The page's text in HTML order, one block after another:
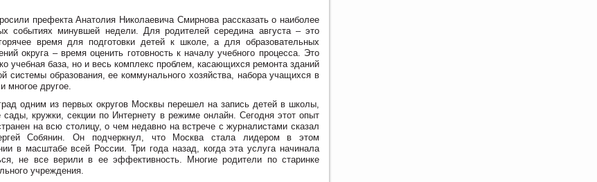
префекта Анатолия Николаевича Смирнова рассказать о наиболее
событиях минувшей недели. Для родителей середина августа – это
время для подготовки детей к школе, а для образовательных
округа – время оценить готовность к началу учебного процесса. Это
учебная база, но и весь комплекс проблем, касающихся ремонта зданий
системы образования, ее коммунального хозяйства, набора учащихся в
многое другое.
одним из первых округов Москвы перешел на запись детей в школы,
сады, кружки, секции по Интернету в режиме онлайн. Сегодня этот опыт
на всю столицу, о чем недавно на встрече с журналистами сказал
Собянин. Он подчеркнул, что Москва стала лидером в этом
в масштабе всей России. Три года назад, когда эта услуга начинала
не все верили в ее эффективность. Многие родители по старинке
учреждения.